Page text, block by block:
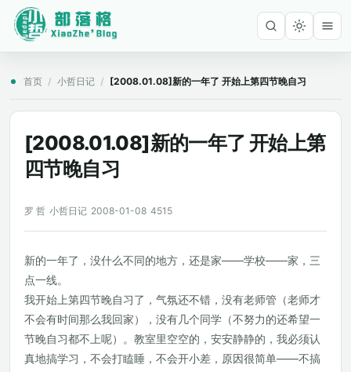
首页 / 小哲日记 / [2008.01.08]新的一年了 开始上第四节晚自习
[2008.01.08]新的一年了 开始上第
四节晚自习
罗 哲 小哲日记 2008-01-08 4515
新的一年了，没什么不同的地方，还是家——学校——家，三
点一线。
我开始上第四节晚自习了，气氛还不错，没有老师管（老师才
不会有时间那么我回家），没有几个同学（不努力的还希望一
节晚自习都不上呢）。教室里空空的，安安静静的，我必须认
真地搞学习，不会打瞌睡，不会开小差，原因很简单——不搞